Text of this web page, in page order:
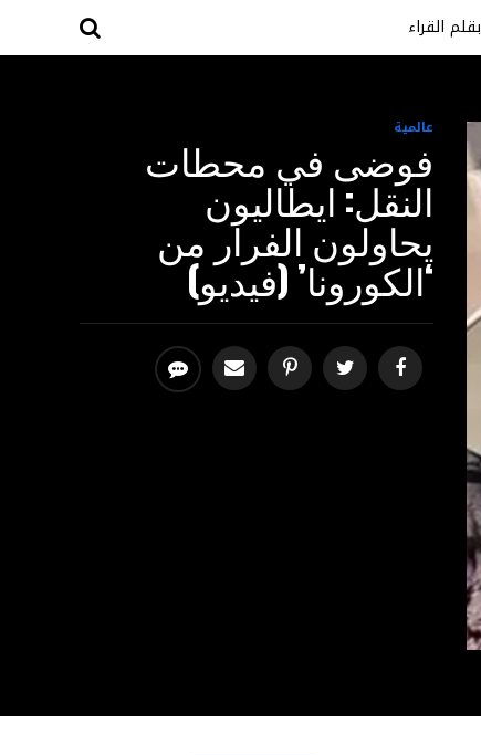
بقلم القراء
عالمية
فوضى في محطات
النقل: ايطاليون
يحاولون الفرار من
‘الكورونا’ (فيديو)